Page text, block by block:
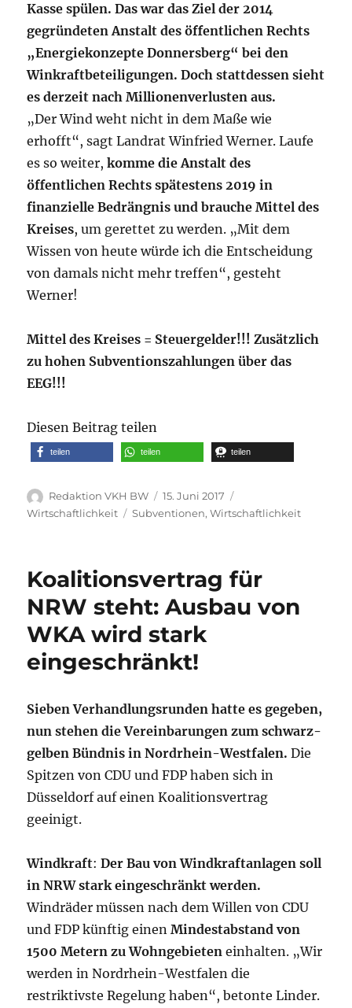
Kasse spülen. Das war das Ziel der 2014
gegründeten Anstalt des öffentlichen Rechts
„Energiekonzepte Donnersberg“ bei den
Winkraftbeteiligungen. Doch stattdessen sieht
es derzeit nach Millionenverlusten aus.
„Der Wind weht nicht in dem Maße wie
erhofft“, sagt Landrat Winfried Werner. Laufe
es so weiter,komme die Anstalt des
öffentlichen Rechts spätestens 2019 in
finanzielle Bedrängnis und brauche Mittel des
Kreises, um gerettet zu werden. „Mit dem
Wissen von heute würde ich die Entscheidung
von damals nicht mehr treffen“, gesteht
Werner!
Mittel des Kreises = Steuergelder!!! Zusätzlich
zu hohen Subventionszahlungen über das
EEG!!!
Diesen Beitrag teilen
teilen teilen teilen
Autor
Redaktion VKH BW
Veröffentlicht
am
15. Juni 2017
Wirtschaftlichkeit
Schlagwörter
Subventionen,Wirtschaftlichkeit
Koalitionsvertrag für
NRW steht: Ausbau von
WKA wird stark
eingeschränkt!
Sieben Verhandlungsrunden hatte es gegeben,
nun stehen die Vereinbarungen zum schwarz-
gelben Bündnis in Nordrhein-Westfalen.Die
Spitzen von CDU und FDP haben sich in
Düsseldorf auf einen Koalitionsvertrag
geeinigt.
Windkraft:Der Bau von Windkraftanlagen soll
in NRW stark eingeschränkt werden.
Windräder müssen nach dem Willen von CDU
und FDP künftig einenMindestabstand von
1500 Metern zu Wohngebieten einhalten. „Wir
werden in Nordrhein-Westfalen die
restriktivste Regelung haben“, betonte Linder.